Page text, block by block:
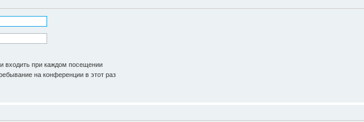
входить при каждом посещении
на конференции в этот раз